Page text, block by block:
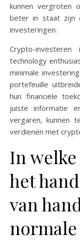
kunnen vergroten
beter in staat zijn
investeringen.
Crypto-
technology
minimale
portefeuille
hun financiële
juiste informatie
vergaren, kunnen
verdienen met
In
het
van